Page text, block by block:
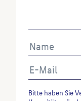
Bitte haben Sie